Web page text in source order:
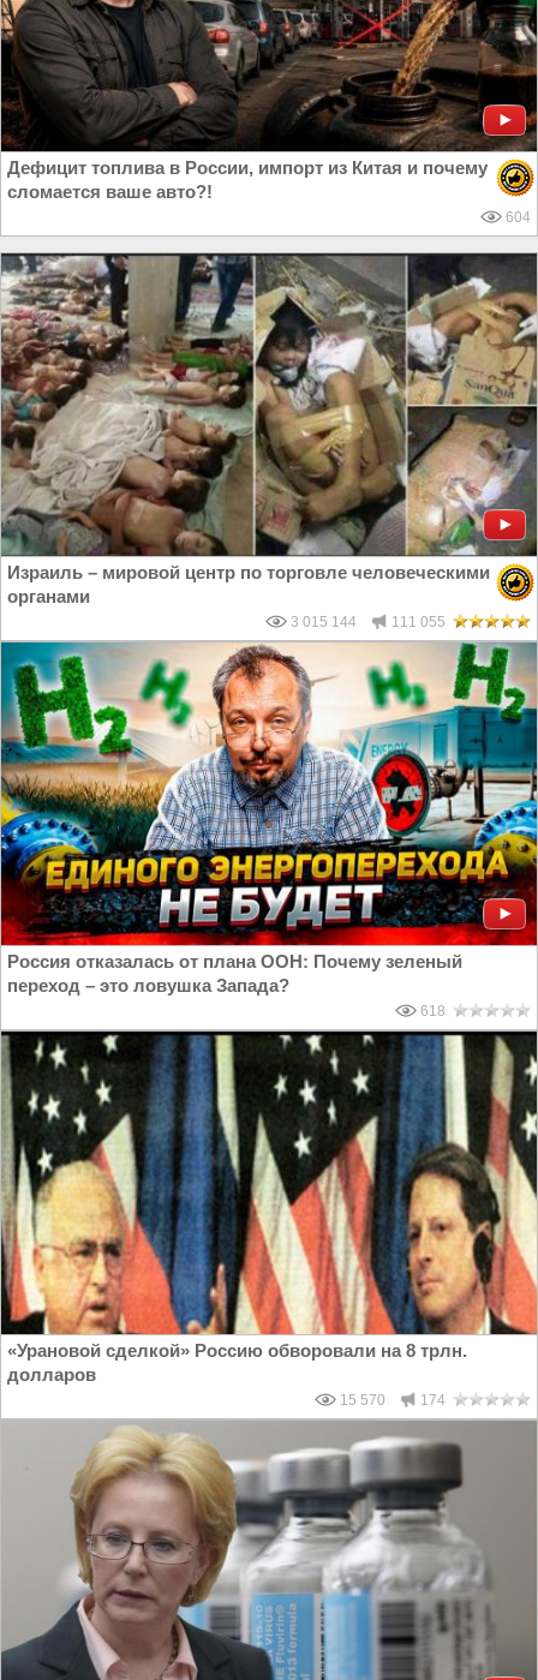
Дефицит топлива в России, импорт из Китая и почему
сломается ваше авто?!
604
Израиль – мировой центр по торговле человеческими
органами
3 015 144 111 055
Россия отказалась от плана ООН: Почему зеленый
переход – это ловушка Запада?
618
«Урановой сделкой» Россию обворовали на 8 трлн.
долларов
15 570 174